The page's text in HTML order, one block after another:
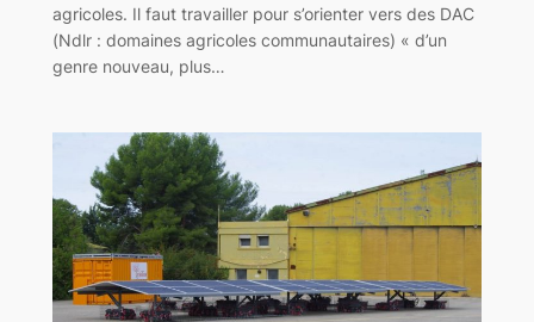
agricoles. Il faut travailler pour s’orienter vers des DAC
(Ndlr : domaines agricoles communautaires) « d’un
genre nouveau, plus…